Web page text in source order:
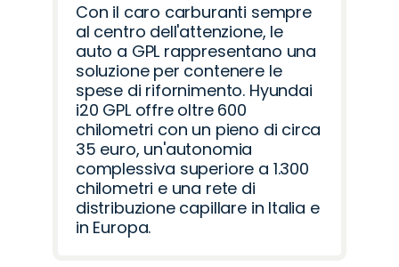
Con il caro carburanti sempre
al centro dell'attenzione, le
auto a GPL rappresentano una
soluzione per contenere le
spese di rifornimento. Hyundai
i20 GPL offre oltre 600
chilometri con un pieno di circa
35 euro, un'autonomia
complessiva superiore a 1.300
chilometri e una rete di
distribuzione capillare in Italia e
in Europa.